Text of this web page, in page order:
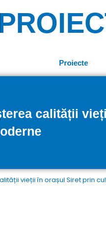
Proiecte
calității
vieții în orașul Siret prin